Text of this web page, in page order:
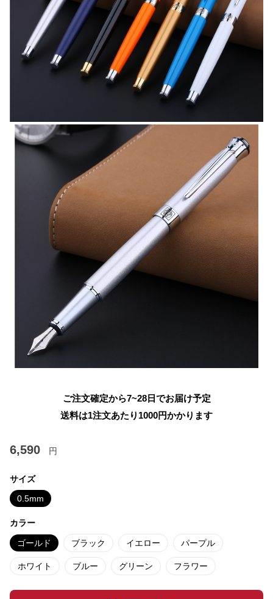
ご注文確定から7~28日でお届け予定
送料は1注文あたり 1000円かかります
6,590 円
サイズ
0.5mm
カラー
ゴールド ブラック イエロー パープル
ホワイト ブルー グリーン フラワー